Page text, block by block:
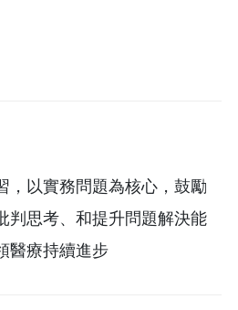
，以實務問題為核心，鼓勵
判思考、和提升問題解決能
醫療持續進步